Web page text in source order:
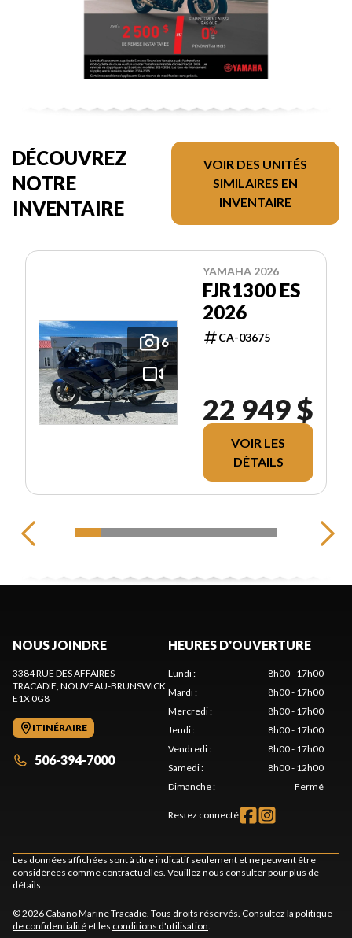
DÉCOUVREZ
NOTRE
INVENTAIRE
VOIR DES UNITÉS
SIMILAIRES EN
INVENTAIRE
6
YAMAHA 2026
FJR1300 ES
2026
CA-03675
22 949 $
VOIR LES
DÉTAILS
NOUS JOINDRE
3384 RUE DES AFFAIRES
TRACADIE, NOUVEAU-BRUNSWICK
E1X 0G8
ITINÉRAIRE
506-394-7000
HEURES D'OUVERTURE
Lundi:
8h00 - 17h00
Mardi:
8h00 - 17h00
Mercredi:
8h00 - 17h00
Jeudi:
8h00 - 17h00
Vendredi:
8h00 - 17h00
Samedi:
8h00 - 12h00
Dimanche: Fermé
Restez connecté
Les données affichées sont à titre indicatif seulement et ne peuvent être
considérées comme contractuelles. Veuillez nous consulter pour plus de
détails.
© 2026 Cabano Marine Tracadie. Tous droits réservés. Consultez la politique
de confidentialité et les conditions d'utilisation.